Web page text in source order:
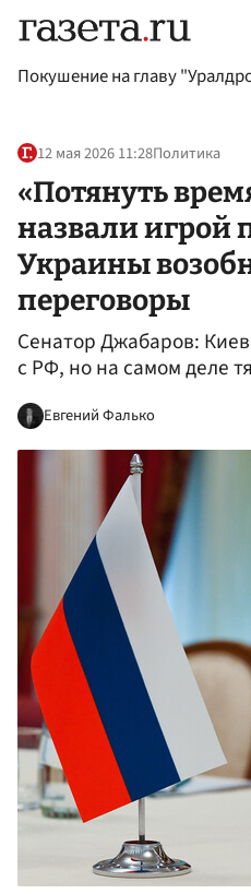
Покушение на главу
12 мая 2026 11:28Политика
«Потянуть
назвали игрой
Украины
переговоры
Сенатор Джабаров:
с РФ, но на самом деле
Евгений Фалько